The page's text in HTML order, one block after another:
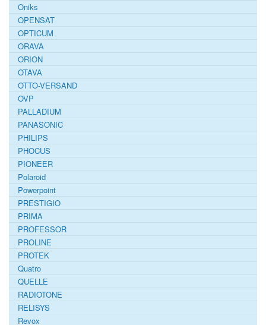
Oniks
OPENSAT
OPTICUM
ORAVA
ORION
OTAVA
OTTO-VERSAND
OVP
PALLADIUM
PANASONIC
PHILIPS
PHOCUS
PIONEER
Polaroid
Powerpoint
PRESTIGIO
PRIMA
PROFESSOR
PROLINE
PROTEK
Quatro
QUELLE
RADIOTONE
RELISYS
Revox